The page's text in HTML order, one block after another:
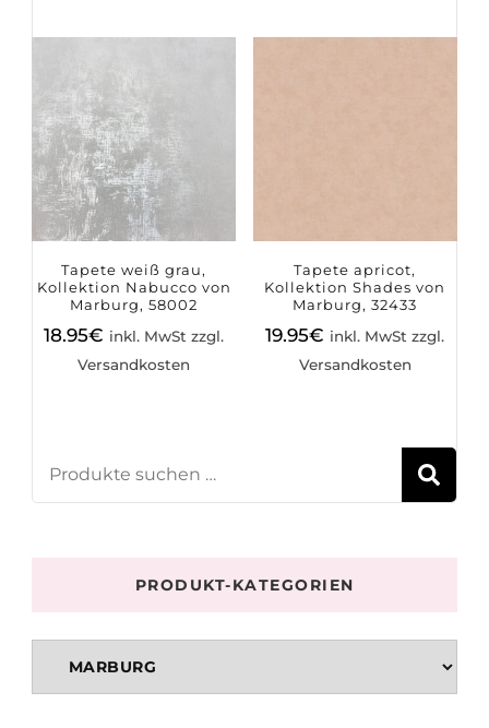
Tapete weiß grau,
Kollektion Nabucco von
Marburg, 58002
18.95€ inkl. MwSt zzgl.
Versandkosten
Tapete apricot,
Kollektion Shades von
Marburg, 32433
19.95€ inkl. MwSt zzgl.
Versandkosten
PRODUKT-KATEGORIEN